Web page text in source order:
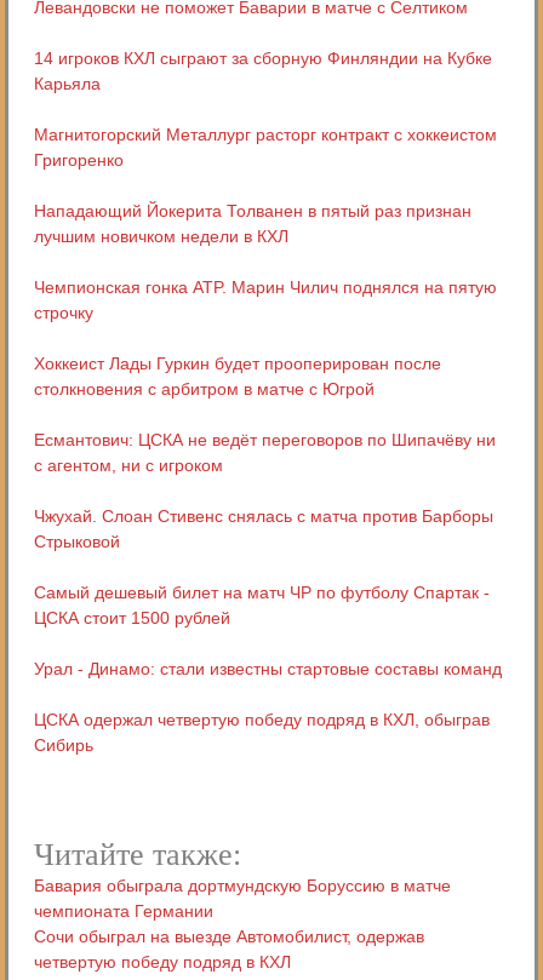
Левандовски не поможет Баварии в матче с Селтиком
14 игроков КХЛ сыграют за сборную Финляндии на Кубке
Карьяла
Магнитогорский Металлург расторг контракт с хоккеистом
Григоренко
Нападающий Йокерита Толванен в пятый раз признан
лучшим новичком недели в КХЛ
Чемпионская гонка ATP. Марин Чилич поднялся на пятую
строчку
Хоккеист Лады Гуркин будет прооперирован после
столкновения с арбитром в матче с Югрой
Есмантович: ЦСКА не ведёт переговоров по Шипачёву ни
с агентом, ни с игроком
Чжухай. Слоан Стивенс снялась с матча против Барборы
Стрыковой
Самый дешевый билет на матч ЧР по футболу Спартак -
ЦСКА стоит 1500 рублей
Урал - Динамо: стали известны стартовые составы команд
ЦСКА одержал четвертую победу подряд в КХЛ, обыграв
Сибирь
Читайте также:
Бавария обыграла дортмундскую Боруссию в матче
чемпионата Германии
Сочи обыграл на выезде Автомобилист, одержав
четвертую победу подряд в КХЛ